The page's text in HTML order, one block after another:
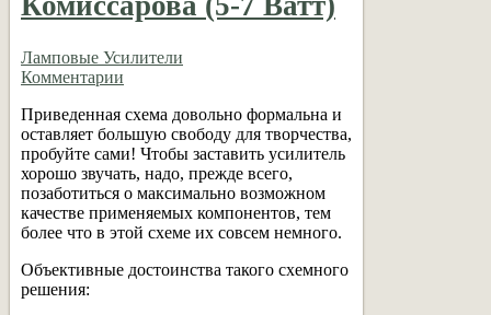
Ламповые Усилители
Комментарии
Приведенная схема довольно формальна и
оставляет большую свободу для творчества,
пробуйте сами! Чтобы заставить усилитель
хорошо звучать, надо, прежде всего,
позаботиться о максимально возможном
качестве применяемых компонентов, тем
более что в этой схеме их совсем немного.
Объективные достоинства такого схемного
решения: